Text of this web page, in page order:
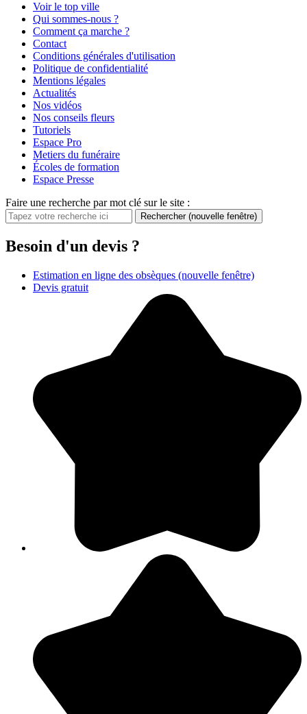
Voir le top ville
Qui sommes-nous ?
Comment ça marche ?
Contact
Conditions générales d'utilisation
Politique de confidentialité
Mentions légales
Actualités
Nos vidéos
Nos conseils fleurs
Tutoriels
Espace Pro
Metiers du funéraire
Écoles de formation
Espace Presse
Faire une recherche par mot clé sur le site :
Rechercher (nouvelle fenêtre)
Besoin d'un devis ?
Estimation en ligne des obsèques (nouvelle fenêtre)
Devis gratuit